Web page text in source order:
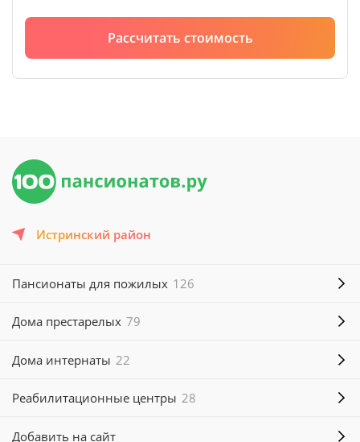
Рассчитать стоимость
Истринский район
Добавить на сайт
Пансионаты для пожилых 126
Дома престарелых 79
Дома интернаты 22
Реабилитационные центры 28